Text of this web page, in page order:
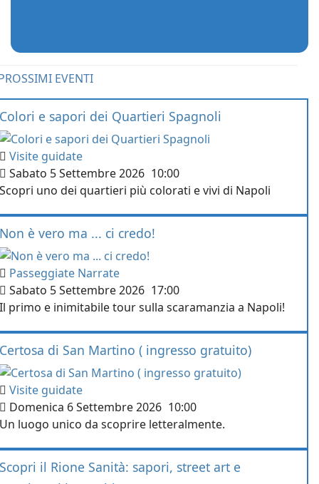
EVENTI
Colori e sapori dei Quartieri Spagnoli
Visite guidate
Sabato 5 Settembre 2026 10:00
Scopri uno dei quartieri più colorati e vivi di Napoli
Non è vero ma ... ci credo!
Passeggiate Narrate
Sabato 5 Settembre 2026 17:00
Il primo e inimitabile tour sulla scaramanzia a Napoli!
Certosa di San Martino ( ingresso gratuito)
Visite guidate
Domenica 6 Settembre 2026 10:00
Un luogo unico da scoprire letteralmente.
Scopri il Rione Sanità: sapori, street art e